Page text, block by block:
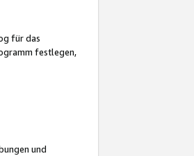
für das
festlegen,
und